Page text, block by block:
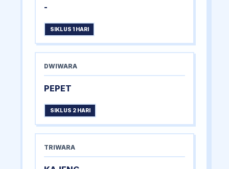
-
SIKLUS 1 HARI
DWIWARA
PEPET
SIKLUS 2 HARI
TRIWARA